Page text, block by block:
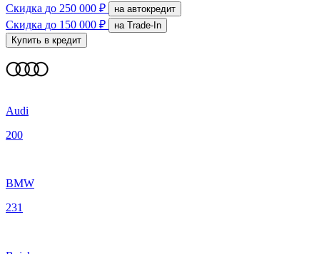
Скидка до 250 000 ₽ на автокредит
Скидка до 150 000 ₽
на Trade-In
Купить в кредит
Audi
200
BMW
231